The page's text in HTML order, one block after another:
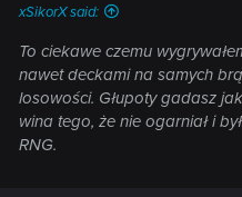
xSikorX said:
To ciekawe czemu
nawet deckami na samych
losowości. Głupoty gadasz
wina tego, że nie ogarniał i
RNG.